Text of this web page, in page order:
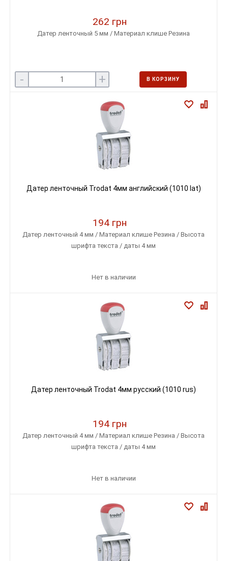
262 грн
Датер ленточный 5 мм / Материал клише Резина
- + В КОРЗИНУ
Датер ленточный Trodat 4мм английский (1010 lat)
194 грн
Датер ленточный 4 мм / Материал клише Резина / Высота
шрифта текста / даты 4 мм
Нет в наличии
Датер ленточный Trodat 4мм русский (1010 rus)
194 грн
Датер ленточный 4 мм / Материал клише Резина / Высота
шрифта текста / даты 4 мм
Нет в наличии